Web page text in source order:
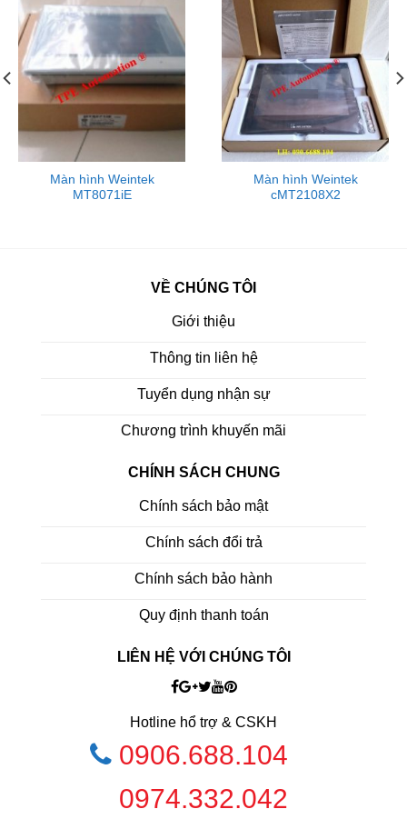
Tương thích phần mềm : EasyBuilder Pro (≥V6.02.02)
Hỗ trợ: OPC UA, CODESYS, MPI 187.5 k
: hỗ trợ gửi email
WeinCloud/EasyAccess 2.0
cMT‑SVR‑202: đi kèm license tích hợp
: b/g/n, 2.4 GHz, có chức năng mode AP/hotspot (tới
Hai interface WAN riêng biệt: Wi‑Fi và Ethernet kết nối
DIP‑switch & Reset button
SW1/2 để reset IP, vào bootloader, reset factory
là một Headless HMI server nhỏ gọn
mở rộng qua microSD. Nó hoạt động độc lập, phục vụ nội
dung HMI qua mạng tới nhiều thiết bị, hỗ trợ nhiều giao thức
Màn hình Weintek
MT8071iE
Màn hình Weintek
cMT2108X2
VỀ CHÚNG TÔI
Giới thiệu
Thông tin liên hệ
Tuyển dụng nhận sự
Chương trình khuyến mãi
CHÍNH SÁCH CHUNG
Chính sách bảo mật
Chính sách đổi trả
Chính sách bảo hành
Quy định thanh toán
LIÊN HỆ VỚI CHÚNG TÔI
Hotline hổ trợ & CSKH
0906.688.104
0974.332.042